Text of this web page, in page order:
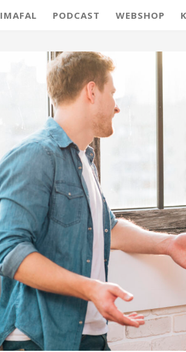
IMAFAL PODCAST WEBSHOP